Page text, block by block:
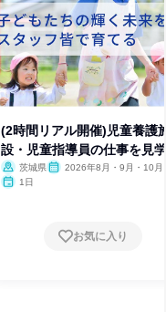
(2時間リアル開催)児童養護
設・児童指導員の仕事を見学
茨城県
2026年8月・9月・10月
1日
お気に入り